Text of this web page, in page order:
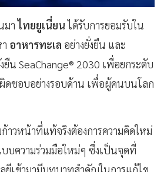
มาไทยยูเนี่ยนได้รับการยอมรับใน
อาหารทะเล อย่างยั่งยืน และ
น SeaChange® 2030 เพื่อยกระดับ
ดชอบอย่างรอบด้าน เพื่อผู้คนบนโลก
าวหน้าที่แท้จริงต้องการความคิดใหม่
บความร่วมมือใหม่ๆ ซึ่งเป็นจุดที่
ยีเข้ามามีบทบาทสำคัญในการแก้ไข